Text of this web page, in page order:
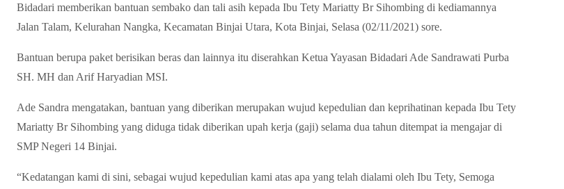
Bidadari memberikan bantuan sembako dan tali asih kepada Ibu Tety Mariatty Br Sihombing di kediamannya
Jalan Talam, Kelurahan Nangka, Kecamatan Binjai Utara, Kota Binjai, Selasa (02/11/2021) sore.
Bantuan berupa paket berisikan beras dan lainnya itu diserahkan Ketua Yayasan Bidadari Ade Sandrawati Purba
SH. MH dan Arif Haryadian MSI.
Ade Sandra mengatakan, bantuan yang diberikan merupakan wujud kepedulian dan keprihatinan kepada Ibu Tety
Mariatty Br Sihombing yang diduga tidak diberikan upah kerja (gaji) selama dua tahun ditempat ia mengajar di
SMP Negeri 14 Binjai.
“Kedatangan kami di sini, sebagai wujud kepedulian kami atas apa yang telah dialami oleh Ibu Tety, Semoga